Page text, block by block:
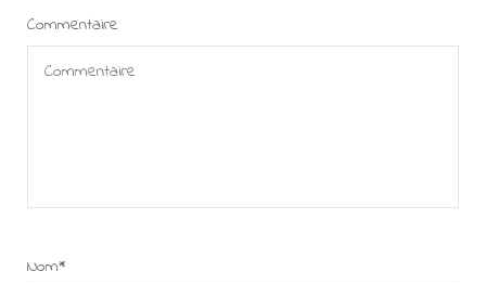
Commentaire
Nom*